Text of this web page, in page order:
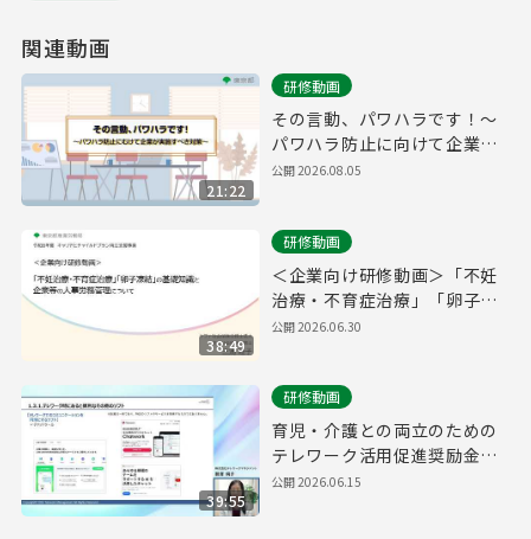
関連動画
21:22
研修動画
その言動、パワハラです！～
パワハラ防止に向けて企業が
実施すべき対策～
公開2026.08.05
38:49
研修動画
＜企業向け研修動画＞「不妊
治療・不育症治療」「卵子凍
結」の基礎知識と企業等の人
公開2026.06.30
39:55
研修動画
育児・介護との両立のための
テレワーク活用促進奨励金
研修動画②
公開2026.06.15